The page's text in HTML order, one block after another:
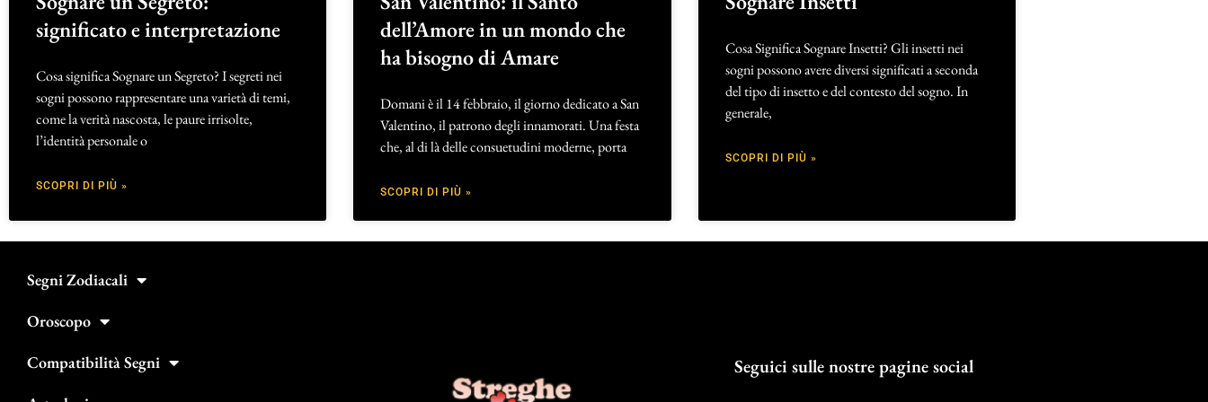
significato e interpretazione
Cosa significa Sognare un Segreto? I segreti nei
sogni possono rappresentare una varietà di temi,
come la verità nascosta, le paure irrisolte,
l’identità personale o
SCOPRI DI PIÙ »
dell’Amore in un mondo che
ha bisogno di Amare
Domani è il 14 febbraio, il giorno dedicato a San
Valentino, il patrono degli innamorati. Una festa
che, al di là delle consuetudini moderne, porta
SCOPRI DI PIÙ »
Cosa Significa Sognare Insetti? Gli insetti nei
sogni possono avere diversi significati a seconda
del tipo di insetto e del contesto del sogno. In
generale,
SCOPRI DI PIÙ »
Segni Zodiacali
Oroscopo
Compatibilità Segni
Seguici sulle nostre pagine social